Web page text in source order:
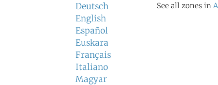
Deutsch
English
Español
Euskara
Français
Italiano
Magyar
See all zones in